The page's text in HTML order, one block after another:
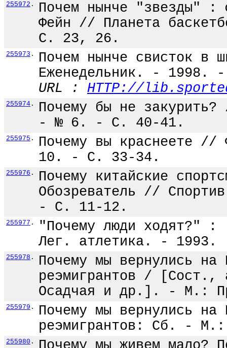
255972 .
Почем нынче "звезды" :
Фейн // Планета
С. 23, 26.
255973 .
Почем нынче свисток в
Еженедельник. -
URL : HTTP://
255974 .
Почему бы не
- № 6. - С. 40-41.
255975 .
Почему вы краснеете
10. - С. 33-34.
255976 .
Почему китайские
Обозреватель //
- С. 11-12.
255977 .
"Почему люди ходят?"
Лег. атлетика. -
255978 .
Почему мы вернулись на
реэмигрантов /
Осадчая и др.]. - М.:
255979 .
Почему мы вернулись на
реэмигрантов: Сб. -
255980 .